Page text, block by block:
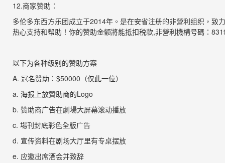
12.商家赞助 ：
多伦多东西方乐团成立于2014年。是在安省注册的非營利组织，致
热心支持和帮助！你的赞助金额將能抵扣税款,非營利機構号碼：
以下为各种级别的赞助方案
A. 冠名赞助： $50000 （仅此一位）
a. 海报上放贊助商的Logo
b. 赞助商广告在劇場大屏幕滚动播放
c. 場刊封底彩色全版广告
d. 宣传资料在剧场大厅里有专桌摆放
e. 应邀出席酒会并致辞